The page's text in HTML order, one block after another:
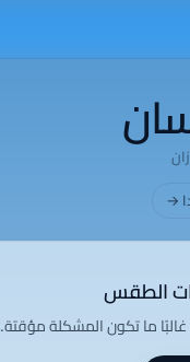
→
الطقس
ما تكون المشكلة مؤقتة.